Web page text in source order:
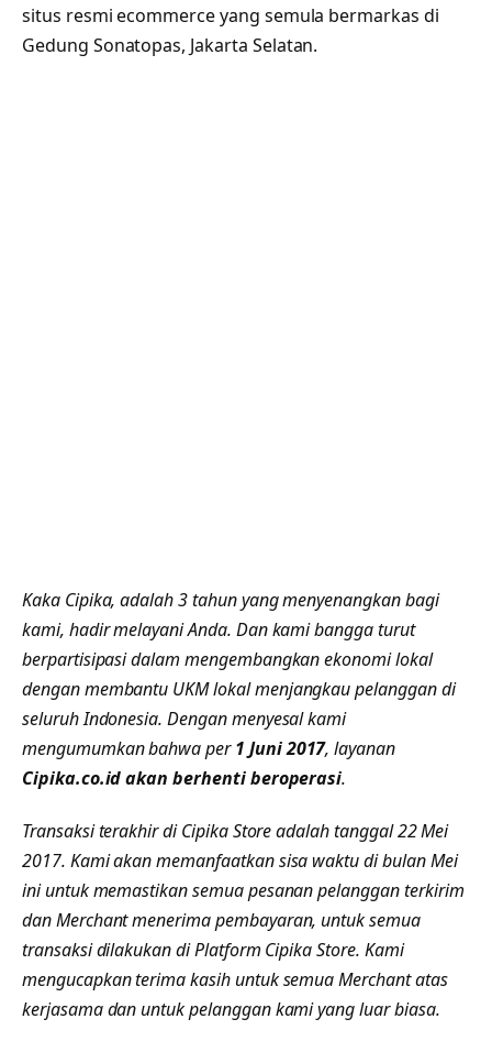
situs resmi ecommerce yang semula bermarkas di
Gedung Sonatopas, Jakarta Selatan.
Kaka Cipika, adalah 3 tahun yang menyenangkan bagi
kami, hadir melayani Anda. Dan kami bangga turut
berpartisipasi dalam mengembangkan ekonomi lokal
dengan membantu UKM lokal menjangkau pelanggan di
seluruh Indonesia. Dengan menyesal kami
mengumumkan bahwa per1 Juni 2017, layanan
Cipika.co.id akan berhenti beroperasi.
Transaksi terakhir di Cipika Store adalah tanggal 22 Mei
2017. Kami akan memanfaatkan sisa waktu di bulan Mei
ini untuk memastikan semua pesanan pelanggan terkirim
dan Merchant menerima pembayaran, untuk semua
transaksi dilakukan di Platform Cipika Store. Kami
mengucapkan terima kasih untuk semua Merchant atas
kerjasama dan untuk pelanggan kami yang luar biasa.